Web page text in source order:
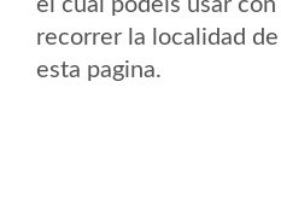
el cual podeis usar
recorrer la localidad
esta pagina.